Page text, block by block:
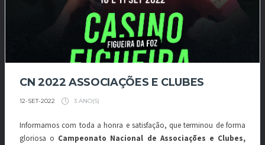
CN 2022 ASSOCIAÇÕES E CLUBES
12-SET-2022 3 ANO(S)
Informamos com toda a honra e satisfação, que terminou de forma
gloriosa o Campeonato Nacional de Associações e Clubes,